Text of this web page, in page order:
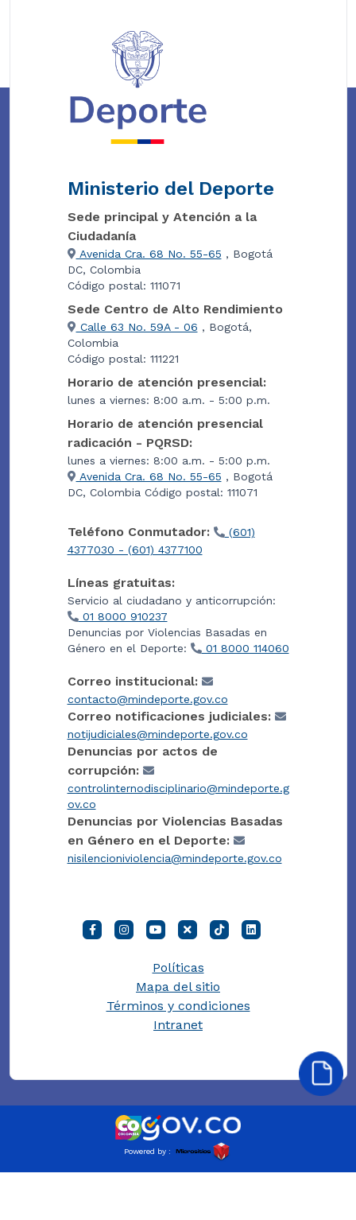
Ministerio del Deporte
Sede principal y Atención a la
Ciudadanía
Avenida Cra. 68 No. 55-65 , Bogotá
DC, Colombia
Código postal: 111071
Sede Centro de Alto Rendimiento
Calle 63 No. 59A - 06 , Bogotá,
Colombia
Código postal: 111221
Horario de atención presencial:
lunes a viernes: 8:00 a.m. - 5:00 p.m.
Horario de atención presencial
radicación - PQRSD:
lunes a viernes: 8:00 a.m. - 5:00 p.m.
Avenida Cra. 68 No. 55-65 , Bogotá
DC, Colombia Código postal: 111071
Teléfono Conmutador:
(601)
4377030 - (601) 4377100
Líneas gratuitas:
Servicio al ciudadano y anticorrupción:
01 8000 910237
Denuncias por Violencias Basadas en
Género en el Deporte:
01 8000 114060
Correo institucional:
contacto@mindeporte.gov.co
Correo notificaciones judiciales:
notijudiciales@mindeporte.gov.co
Denuncias por actos de
corrupción:
controlinternodisciplinario@mindeporte.g
ov.co
Denuncias por Violencias Basadas
en Género en el Deporte:
nisilencioniviolencia@mindeporte.gov.co
Políticas
Mapa del sitio
Términos y condiciones
Intranet
Powered by :